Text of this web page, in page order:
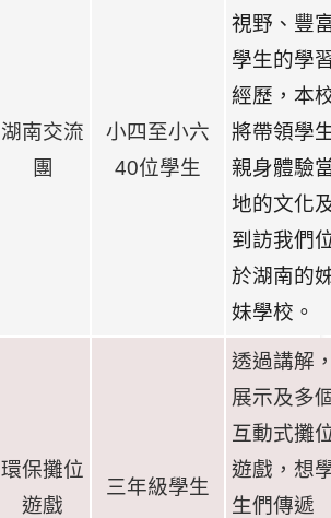
湖南交流
團
小四至小六
40位學生
視野、豐
學生的學
經歷，本
將帶領學
親身體驗
地的文化
到訪我們
於湖南的
妹學校 。
環保攤位
遊戲
三年級學生
透過講解
展示及多
互動式攤
遊戲，想
生們傳遞